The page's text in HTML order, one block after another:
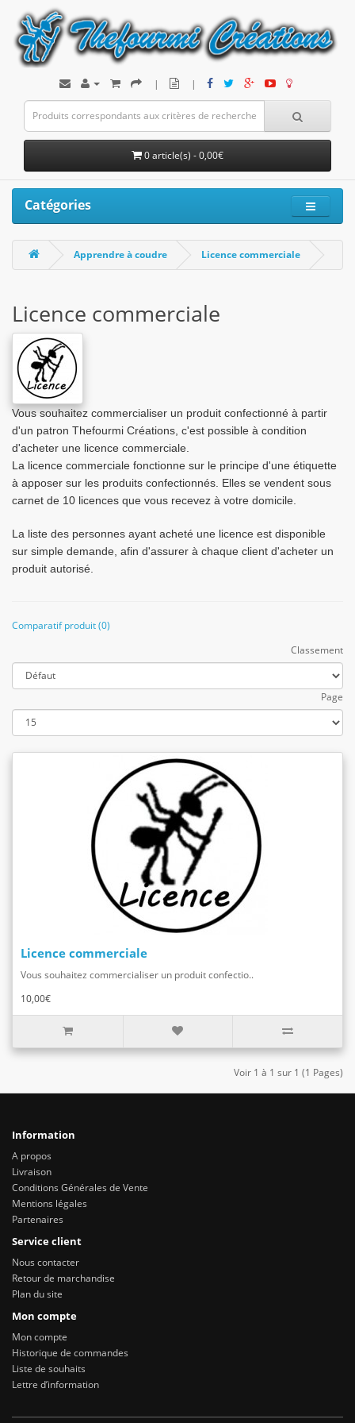
| |
0 article(s) - 0,00€
Catégories
Apprendre à coudre Licence commerciale
Licence commerciale
Vous souhaitez commercialiser un produit confectionné à partir
d'un patron Thefourmi Créations, c'est possible à condition
d'acheter une licence commerciale.
La licence commerciale fonctionne sur le principe d'une étiquette
à apposer sur les produits confectionnés. Elles se vendent sous
carnet de 10 licences que vous recevez à votre domicile.
La liste des personnes ayant acheté une licence est disponible
sur simple demande, afin d'assurer à chaque client d'acheter un
produit autorisé.
Comparatif produit (0)
Classement
Page
Licence commerciale
Vous souhaitez commercialiser un produit confectio..
10,00€
Voir 1 à 1 sur 1 (1 Pages)
Information
A propos
Livraison
Conditions Générales de Vente
Mentions légales
Partenaires
Service client
Nous contacter
Retour de marchandise
Plan du site
Mon compte
Mon compte
Historique de commandes
Liste de souhaits
Lettre d’information